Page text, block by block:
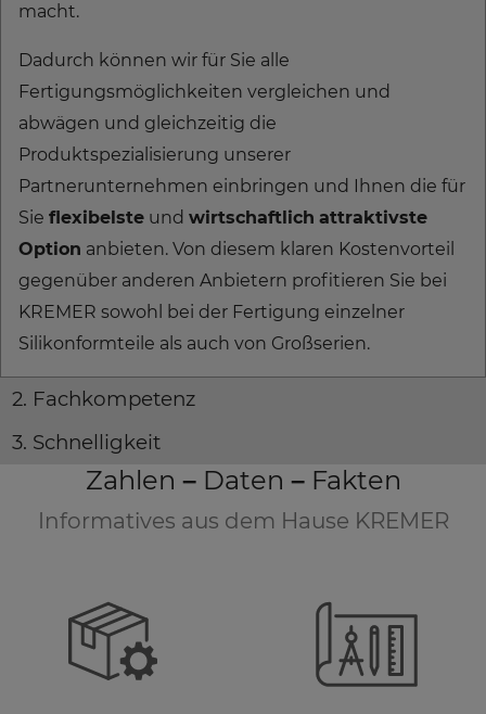
macht.
Dadurch können wir für Sie alle
Fertigungsmöglichkeiten vergleichen und
abwägen und gleichzeitig die
Produktspezialisierung unserer
Partnerunternehmen einbringen und Ihnen die für
Sie flexibelste und wirtschaftlich attraktivste
Option anbieten. Von diesem klaren Kostenvorteil
gegenüber anderen Anbietern profitieren Sie bei
KREMER sowohl bei der Fertigung einzelner
Silikonformteile als auch von Großserien.
2. Fachkompetenz
3. Schnelligkeit
Zahlen – Daten – Fakten
Informatives aus dem Hause KREMER